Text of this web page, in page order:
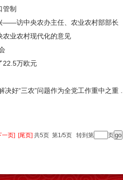
管制
——访中央农办主任、农业农村部部长
农业农村现代化的意见
22.5万欧元
好“三农”问题作为全党工作重中之重 ...
一页] [尾页] 共5页 第1/5页 转到第 页